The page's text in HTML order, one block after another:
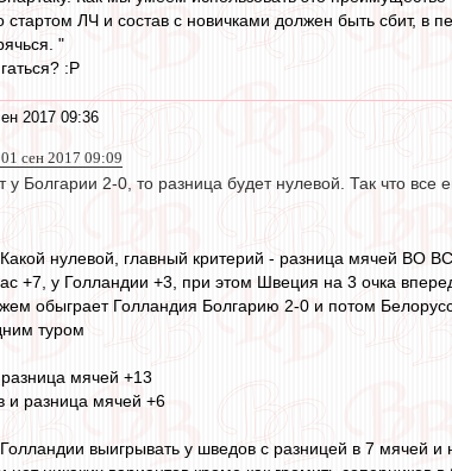
стартом ЛЧ и состав с новичками должен быть сбит, в
"
:P
2017 09:36
сен 2017 09:09
у Болгарии 2-0, то разница будет нулевой. Так что все
нулевой, главный критерий - разница мячей ВО
+7, у Голландии +3, при этом Швеция на 3 очка
обыграет Голландия Болгарию 2-0 и потом
туром
мячей +13
и разница мячей +6
Голландии выигрывать у шведов с разницей в 7 мячей